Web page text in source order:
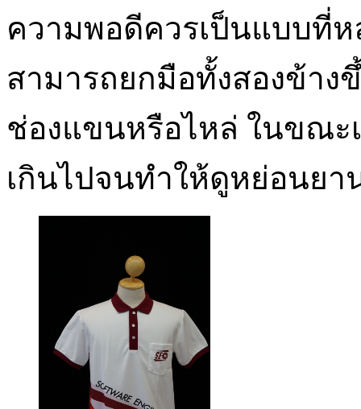
ความพอดีควรเป็นแบบที่
สามารถยกมือทั้งสองข้าง
ช่องแขนหรือไหล่ ในขณะ
เกินไปจนทำให้ดูหย่อนยา